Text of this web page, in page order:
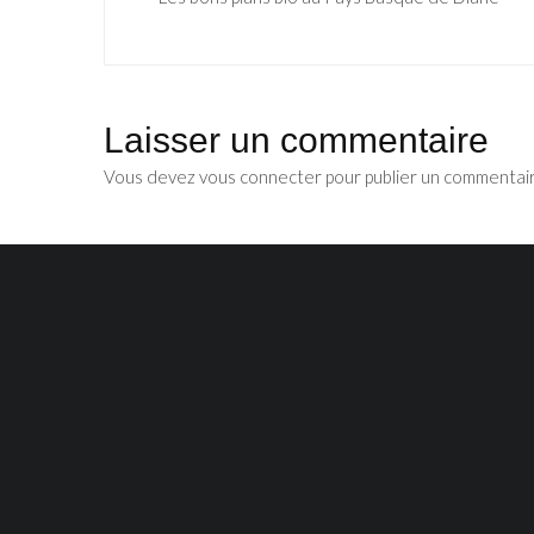
Laisser un commentaire
Vous devez vous connecter pour publier un